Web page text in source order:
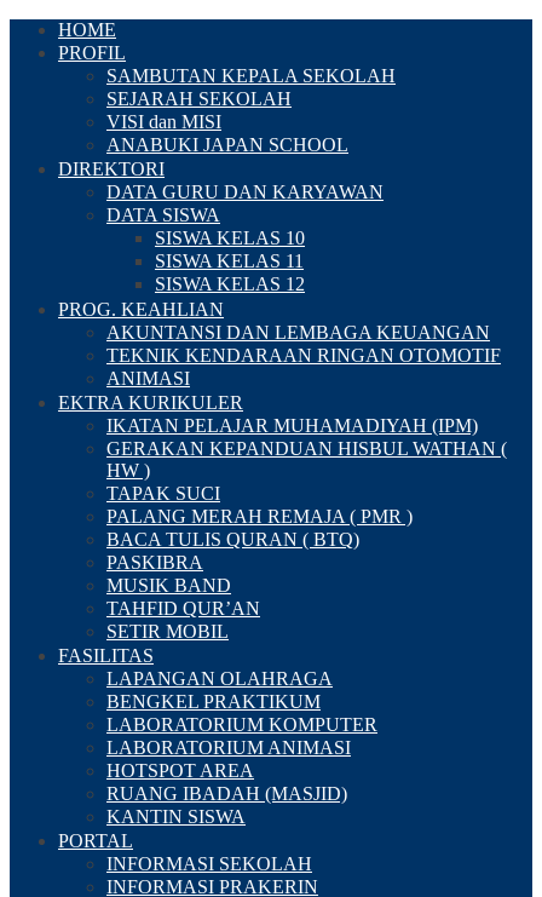
HOME
PROFIL
SAMBUTAN KEPALA SEKOLAH
SEJARAH SEKOLAH
VISI dan MISI
ANABUKI JAPAN SCHOOL
DIREKTORI
DATA GURU DAN KARYAWAN
DATA SISWA
SISWA KELAS 10
SISWA KELAS 11
SISWA KELAS 12
PROG. KEAHLIAN
AKUNTANSI DAN LEMBAGA KEUANGAN
TEKNIK KENDARAAN RINGAN OTOMOTIF
ANIMASI
EKTRA KURIKULER
IKATAN PELAJAR MUHAMADIYAH (IPM)
GERAKAN KEPANDUAN HISBUL WATHAN (
HW )
TAPAK SUCI
PALANG MERAH REMAJA ( PMR )
BACA TULIS QURAN ( BTQ)
PASKIBRA
MUSIK BAND
TAHFID QUR’AN
SETIR MOBIL
FASILITAS
LAPANGAN OLAHRAGA
BENGKEL PRAKTIKUM
LABORATORIUM KOMPUTER
LABORATORIUM ANIMASI
HOTSPOT AREA
RUANG IBADAH (MASJID)
KANTIN SISWA
PORTAL
INFORMASI SEKOLAH
INFORMASI PRAKERIN